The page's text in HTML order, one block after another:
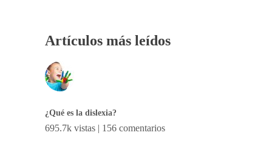
Artículos más leídos
¿Qué es la dislexia?
695.7k vistas | 156 comentarios